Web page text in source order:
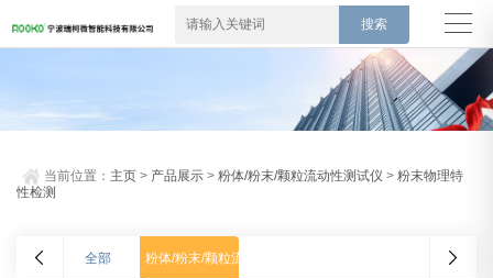
当前位置： 主页 > 产品展示 >粉体/粉末/颗粒流动性测试仪 >粉末物理特
性检测
全部 粉体/粉末/颗粒流动性测试仪